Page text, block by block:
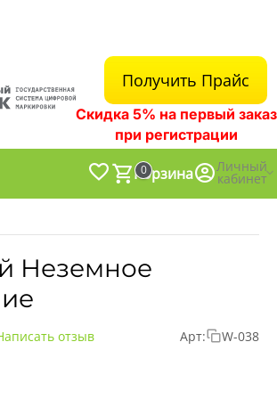
Получить Прайс
Скидка 5% на первый заказ
при регистрации
0
Корзина Личный
кабинет
Неземное
отзыв Арт: W-038